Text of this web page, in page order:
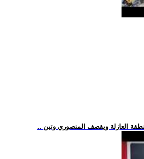
العازلة ويقصف المنصوري وتبن